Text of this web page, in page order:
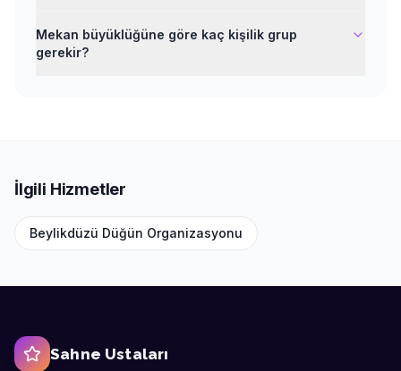
Mekan büyüklüğüne göre kaç kişilik grup
gerekir?
İlgili Hizmetler
Beylikdüzü Düğün Organizasyonu
Sahne Ustaları